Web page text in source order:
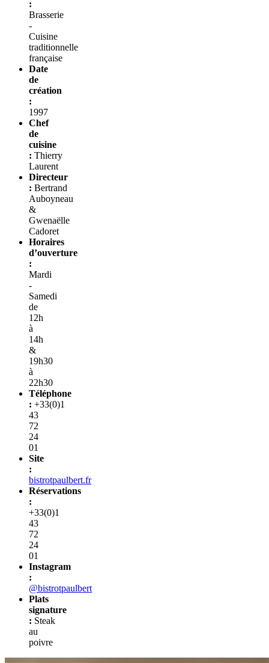
:
Brasserie
-
Cuisine
traditionnelle
française
Date
de
création
:
1997
Chef
de
cuisine
: Thierry
Laurent
Directeur
: Bertrand
Auboyneau
&
Gwenaëlle
Cadoret
Horaires
d’ouverture
:
Mardi
-
Samedi
de
12h
à
14h
&
19h30
à
22h30
Téléphone
: +33(0)1
43
72
24
01
Site
:
bistrotpaulbert.fr
Réservations
:
+33(0)1
43
72
24
01
Instagram
:
@bistrotpaulbert
Plats
signature
: Steak
au
poivre